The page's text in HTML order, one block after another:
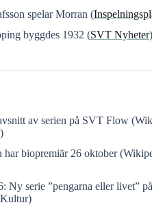
spelar Morran (
byggdes 1932 (SVT Nyheter)
av serien på SVT Flow
)
har biopremiär 26 oktober
Ny serie ”pengarna eller livet”